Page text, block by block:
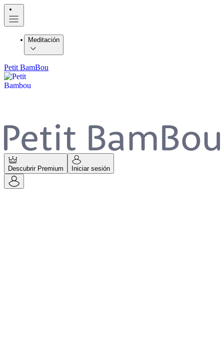
Meditación
Petit BamBou
Descubrir Premium Iniciar sesión